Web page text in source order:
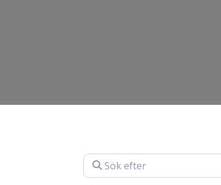
Sök efter